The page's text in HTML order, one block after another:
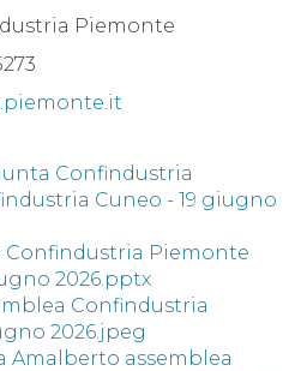
Piemonte
Confindustria
Cuneo - 19 giugno
Confindustria Piemonte
2026.pptx
Confindustria
2026.jpeg
Amalberto assemblea